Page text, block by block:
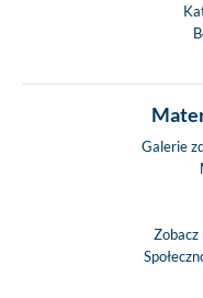
Galerie
Zobacz